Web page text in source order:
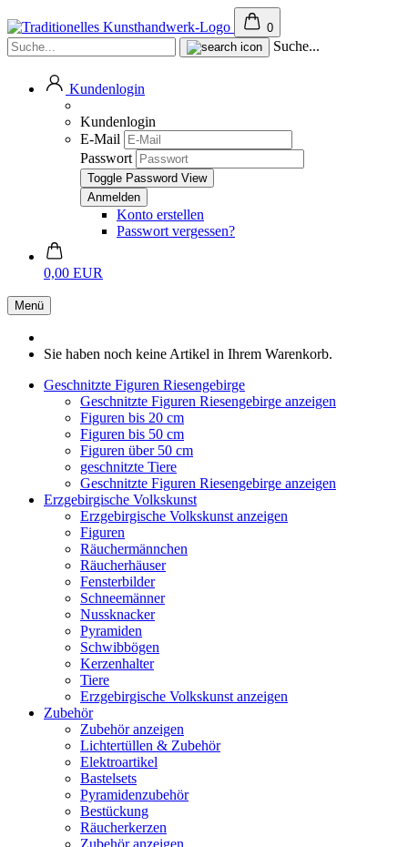
0
Suche...
Kundenlogin
Kundenlogin
E-Mail
Passwort
Toggle Password View
Konto erstellen
Passwort vergessen?
0,00 EUR
Menü
Sie haben noch keine Artikel in Ihrem Warenkorb.
Geschnitzte Figuren Riesengebirge
Geschnitzte Figuren Riesengebirge anzeigen
Figuren bis 20 cm
Figuren bis 50 cm
Figuren über 50 cm
geschnitzte Tiere
Geschnitzte Figuren Riesengebirge anzeigen
Erzgebirgische Volkskunst
Erzgebirgische Volkskunst anzeigen
Figuren
Räuchermännchen
Räucherhäuser
Fensterbilder
Schneemänner
Nussknacker
Pyramiden
Schwibbögen
Kerzenhalter
Tiere
Erzgebirgische Volkskunst anzeigen
Zubehör
Zubehör anzeigen
Lichtertüllen & Zubehör
Elektroartikel
Bastelsets
Pyramidenzubehör
Bestückung
Räucherkerzen
Zubehör anzeigen